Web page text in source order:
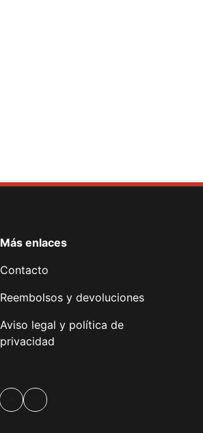
Más enlaces
Contacto
Reembolsos y devoluciones
Aviso legal y política de
privacidad